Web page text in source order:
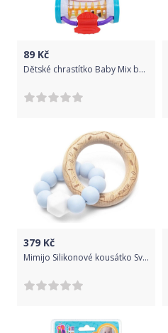
89 Kč
Dětské chrastítko Baby Mix barevný válec
379 Kč
Mimijo Silikonové kousátko Světlo-modrý donut